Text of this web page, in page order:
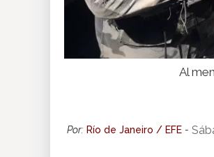
Al
Por: Río de Janeiro / EFE -